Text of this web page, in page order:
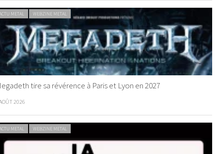
METAL WEBZINE METAL
tire sa révérence à Paris et Lyon en 2027
2026
METAL WEBZINE METAL